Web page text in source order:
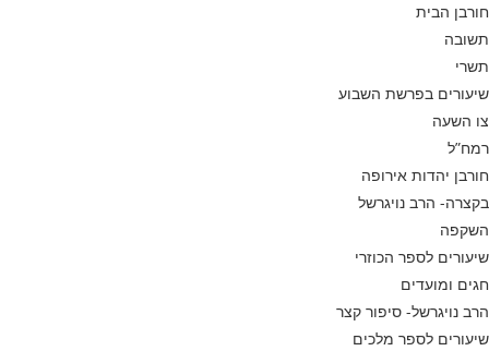
חורבן הבית
תשובה
תשרי
שיעורים בפרשת השבוע
צו השעה
רמח”ל
חורבן יהדות אירופה
בקצרה- הרב נויגרשל
השקפה
שיעורים לספר הכוזרי
חגים ומועדים
הרב נויגרשל- סיפור קצר
שיעורים לספר מלכים